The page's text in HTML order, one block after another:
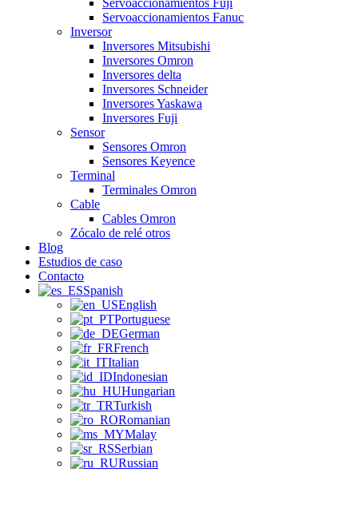
Servoaccionamientos Fuji
Servoaccionamientos Fanuc
Inversor
Inversores Mitsubishi
Inversores Omron
Inversores delta
Inversores Schneider
Inversores Yaskawa
Inversores Fuji
Sensor
Sensores Omron
Sensores Keyence
Terminal
Terminales Omron
Cable
Cables Omron
Zócalo de relé otros
Blog
Estudios de caso
Contacto
Spanish
English
Portuguese
German
French
Italian
Indonesian
Hungarian
Turkish
Romanian
Malay
Serbian
Russian